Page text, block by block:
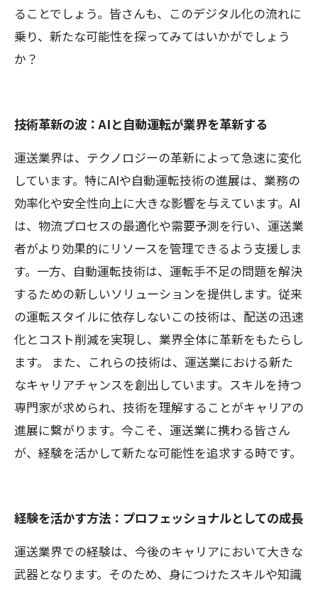
ることでしょう。皆さんも、このデジタル化の流れに
乗り、新たな可能性を探ってみてはいかがでしょう
か？
技術革新の波：AIと自動運転が業界を革新する
運送業界は、テクノロジーの革新によって急速に変化
しています。特にAIや自動運転技術の進展は、業務の
効率化や安全性向上に大きな影響を与えています。AI
は、物流プロセスの最適化や需要予測を行い、運送業
者がより効果的にリソースを管理できるよう支援しま
す。一方、自動運転技術は、運転手不足の問題を解決
するための新しいソリューションを提供します。従来
の運転スタイルに依存しないこの技術は、配送の迅速
化とコスト削減を実現し、業界全体に革新をもたらし
ます。 また、これらの技術は、運送業における新た
なキャリアチャンスを創出しています。スキルを持つ
専門家が求められ、技術を理解することがキャリアの
進展に繋がります。今こそ、運送業に携わる皆さん
が、経験を活かして新たな可能性を追求する時です。
経験を活かす方法：プロフェッショナルとしての成長
運送業界での経験は、今後のキャリアにおいて大きな
武器となります。そのため、身につけたスキルや知識